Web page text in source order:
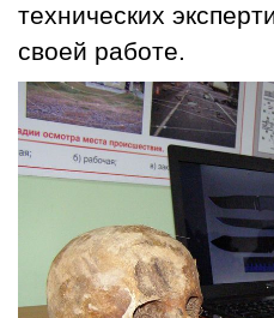
технических
своей работе.